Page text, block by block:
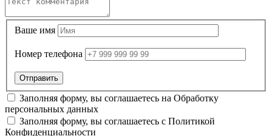
Ваше имя
Номер телефона
Заполняя форму, вы соглашаетесь на Обработку
персональных данных
Заполняя форму, вы соглашаетесь с Политикой
Конфиденциальности